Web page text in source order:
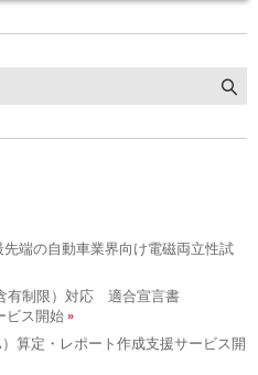
端の自動車業界向け電磁両立性試
有制限）対応 適合宣言書
ビス開始
算定・レポート作成支援サービス開